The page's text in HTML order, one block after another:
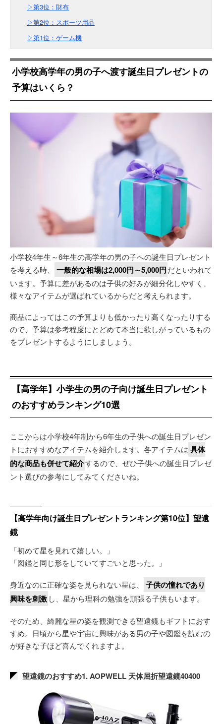
▷第3位：財布
▷第2位：スポーツ用品
▷第1位：ゲーム機
小学校高学年の男の子へ渡す誕生日プレゼントの
予算はいくら？
小学校4年生～6年生の高学年の男の子への誕生日プレゼント
を考える時、
一般的な相場は2,000円～5,000円だといわれて
います。予算に差があるのは子供の好みが細分化しやすく、
様々なアイテムが選ばれているからだと考えられます。
商品によってはこの予算よりも低かったり高くなったりする
ので、予算は参考程度にとどめて本当に欲しがっているもの
をプレゼントするようにしましょう。
【高学年】小学生の男の子向け誕生日プレゼント
のおすすめランキング10選
ここからは小学校4年制から6年生の子供への誕生日プレゼン
トにおすすめなアイテムを紹介します。各アイテムは 具体
的な商品も併せて紹介するので、ぜひ子供への誕生日プレゼ
ント選びの参考にしてみてくださいね。
【高学年向け誕生日プレゼントランキング第10位】望遠
鏡
「初めて星を見れて嬉しい。」
「図鑑と同じ形をしていてすごいと思った。」
身近なのに正確な姿を見られない星は、
子供の憧れであり
興味を刺激 し、星から理科の勉強を頑張る子供もいます。
そのため、綺麗な星の姿を観測できる望遠鏡もギフトにおす
すめ。日頃から星や宇宙に興味がある男の子や図鑑を読むの
が好きな子ほど喜んでくれますよ。
望遠鏡のおすすめ1. AOPWELL 天体屈折望遠鏡40400